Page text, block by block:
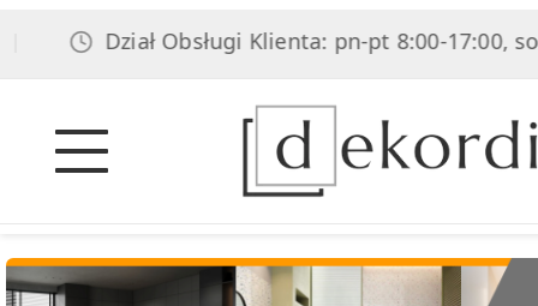
Dział Obsługi Klienta: pn-pt 8:00-17:00, sob